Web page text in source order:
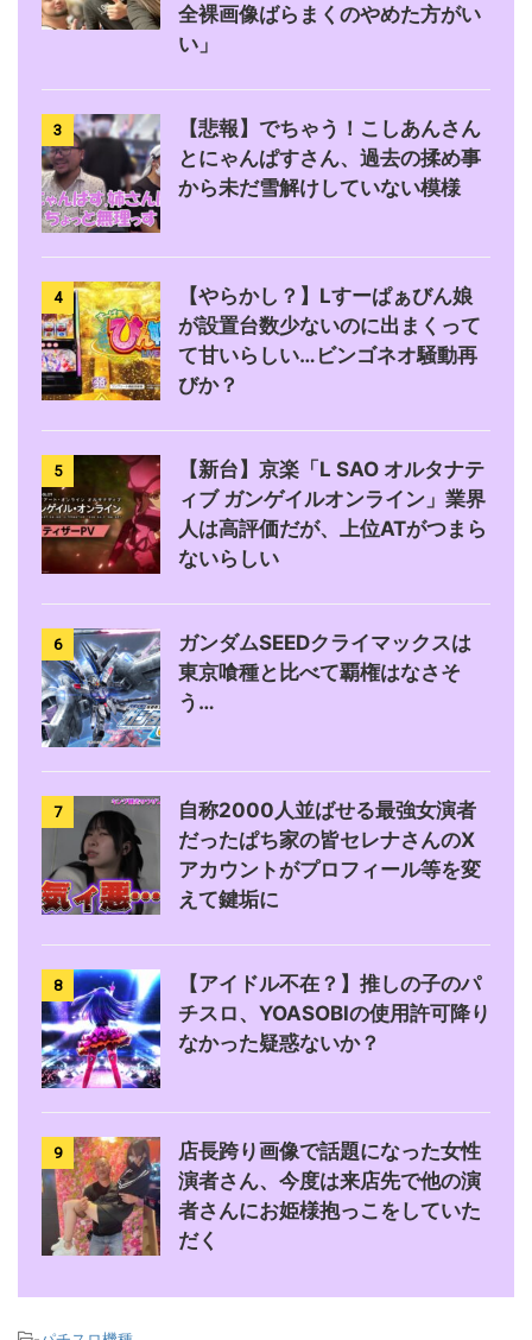
全裸画像ばらまくのやめた方がい
い」
3
【悲報】でちゃう！こしあんさん
とにゃんぱすさん、過去の揉め事
から未だ雪解けしていない模様
4
【やらかし？】Lすーぱぁびん娘
が設置台数少ないのに出まくって
て甘いらしい…ビンゴネオ騒動再
びか？
5
【新台】京楽「L SAO オルタナテ
ィブ ガンゲイルオンライン」業界
人は高評価だが、上位ATがつまら
ないらしい
6
ガンダムSEEDクライマックスは
東京喰種と比べて覇権はなさそ
う…
7
自称2000人並ばせる最強女演者
だったぱち家の皆セレナさんのX
アカウントがプロフィール等を変
えて鍵垢に
8
【アイドル不在？】推しの子のパ
チスロ、YOASOBIの使用許可降り
なかった疑惑ないか？
9
店長跨り画像で話題になった女性
演者さん、今度は来店先で他の演
者さんにお姫様抱っこをしていた
だく